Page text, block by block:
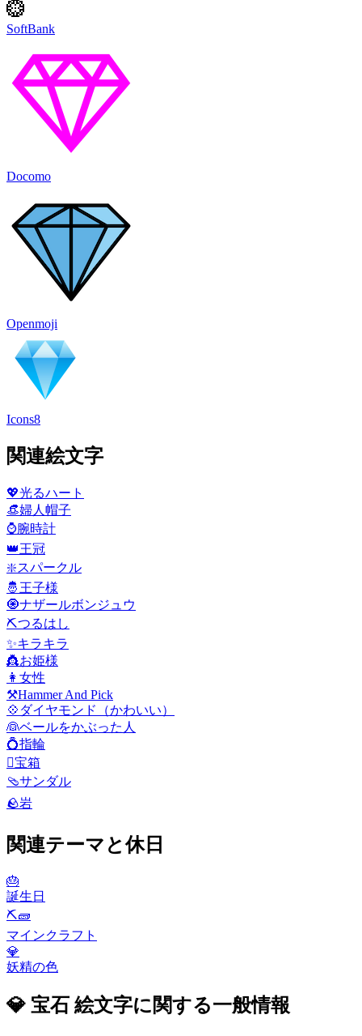
SoftBank
Docomo
Openmoji
Icons8
関連絵文字
💖光るハート
👒婦人帽子
⌚腕時計
👑王冠
❇️スパークル
🤴 王子様
🧿ナザールボンジュウ
⛏️つるはし
✨キラキラ
👸お姫様
👩 女性
⚒️Hammer And Pick
💠 ダイヤモンド（かわいい）
👰ベールをかぶった人
💍指輪
🪎宝箱
🩴サンダル
🪨岩
関連テーマと休日
🎂
誕生日
⛏🧱
マインクラフト
💎
妖精の色
💎 宝石 絵文字に関する一般情報